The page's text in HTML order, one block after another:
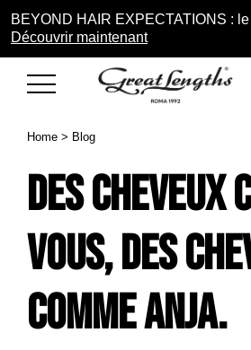
BEYOND HAIR EXPECTATIONS :
Découvrir maintenant
Home > Blog
Des cheveux
vous, des
comme Anja.